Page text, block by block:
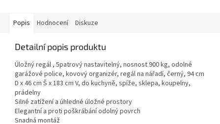
Popis Hodnocení Diskuze
Detailní popis produktu
Úložný regál , 5patrový nastavitelný, nosnost 900 kg, odolné
garážové police, kovový organizér, regál na nářadí, černý, 94 cm
D x 46 cm Š x 183 cm V, do kuchyně, spíže, sklepa, koupelny,
prádelny
Silné zatížení a úhledné úložné prostory
Elegantní a proti poškrábání odolný povrch
Snadná montáž